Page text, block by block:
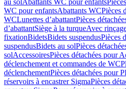
au solAbattants WC pour enfants
WC pour enfantsAbattants WCPièces
WCLunettes d’abattantPièces
d’abattantSiège à la turqueAvec
fixationBidetsBidets suspendusPièces
suspendusBidets au solPièces
solAccessoiresPièces détachées pour
déclenchement et commandes de WC
déclenchementPièces détachées pour
réservoirs à encastrer SigmaPièces